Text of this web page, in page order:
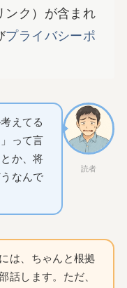
ンク）が含まれ
プライバシーポ
読者
えてる
って言
か、将
なんで
は、ちゃんと根拠
話します。ただ、